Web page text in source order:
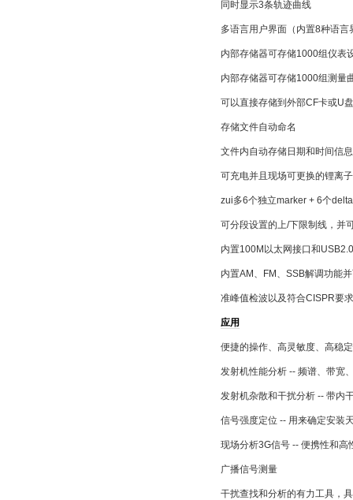
同时显示3条轨迹曲线
多语言用户界面（内置8种语
内部存储器可存储1000组仪表
内部存储器可存储1000组测量
可以直接存储到外部CF卡或U盘
存储文件自动命名
文件内自动存储日期和时间信息
可充电并且现场可更换的锂离
zui多6个独立marker + 6个
可分段设置的上/下限制线，并
内置100M以太网接口和
内置AM、FM、SSB解调功能
准峰值检波以及符合CISPR要
应用
便捷的操作、高灵敏度、高稳
发射机性能分析 -- 频谱、带宽
发射机杂散和干扰分析 -- 带内
信号强度定位 -- 用来确定安装
现场分析3G信号 -- 便携性和
广播信号测量
干扰查找和分析的有力工具，